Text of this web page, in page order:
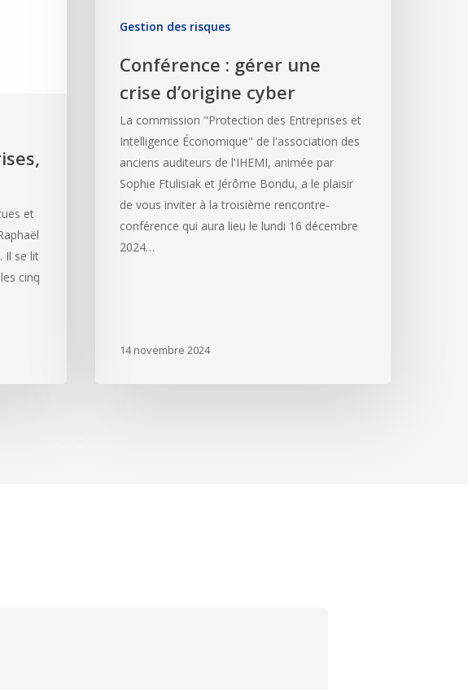
et
Il se lit
cinq
Gestion des risques
Conférence : gérer une
crise d’origine cyber
La commission "Protection des Entreprises et
Intelligence Économique" de l'association des
anciens auditeurs de l'IHEMI, animée par
Sophie Ftulisiak et Jérôme Bondu, a le plaisir
de vous inviter à la troisième rencontre-
conférence qui aura lieu le lundi 16 décembre
2024…
14 novembre 2024